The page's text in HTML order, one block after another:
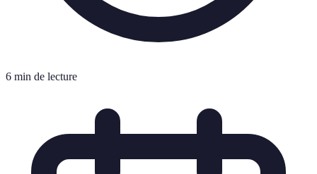
6 min de lecture